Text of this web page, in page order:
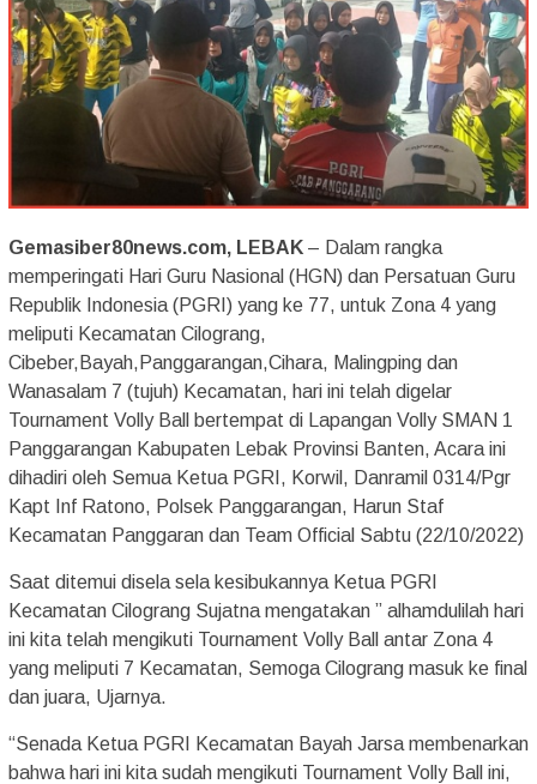
Gemasiber80news.com, LEBAK – Dalam rangka
memperingati Hari Guru Nasional (HGN) dan Persatuan Guru
Republik Indonesia (PGRI) yang ke 77, untuk Zona 4 yang
meliputi Kecamatan Cilograng,
Cibeber,Bayah,Panggarangan,Cihara, Malingping dan
Wanasalam 7 (tujuh) Kecamatan, hari ini telah digelar
Tournament Volly Ball bertempat di Lapangan Volly SMAN 1
Panggarangan Kabupaten Lebak Provinsi Banten, Acara ini
dihadiri oleh Semua Ketua PGRI, Korwil, Danramil 0314/Pgr
Kapt Inf Ratono, Polsek Panggarangan, Harun Staf
Kecamatan Panggaran dan Team Official Sabtu (22/10/2022)
Saat ditemui disela sela kesibukannya Ketua PGRI
Kecamatan Cilograng Sujatna mengatakan ” alhamdulilah hari
ini kita telah mengikuti Tournament Volly Ball antar Zona 4
yang meliputi 7 Kecamatan, Semoga Cilograng masuk ke final
dan juara, Ujarnya.
“Senada Ketua PGRI Kecamatan Bayah Jarsa membenarkan
bahwa hari ini kita sudah mengikuti Tournament Volly Ball ini,